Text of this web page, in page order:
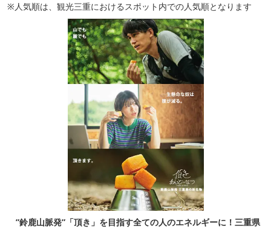
※人気順は、観光三重におけるスポット内での人気順となります
”鈴鹿山脈発”「頂き」を目指す全ての人のエネルギーに！三重県